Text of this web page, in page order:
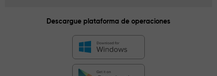
Descargue plataforma de operaciones